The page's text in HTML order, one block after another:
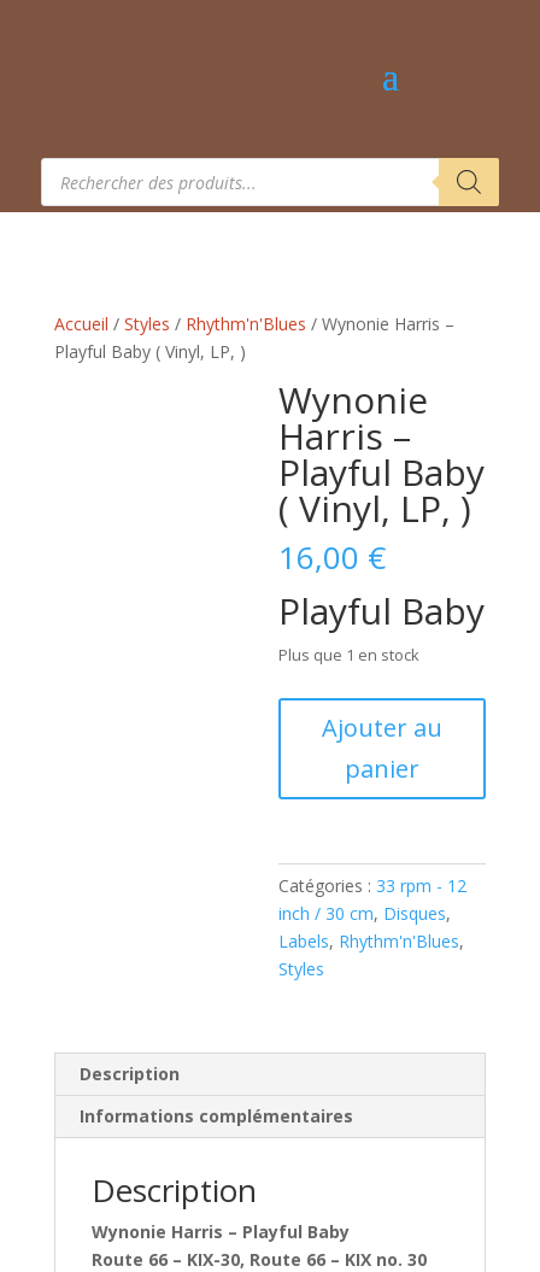
Recherche
produits
Accueil / Styles / Rhythm'n'Blues / Wynonie Harris –
Playful Baby ( Vinyl, LP, )
Wynonie
Harris –
Playful Baby
( Vinyl, LP, )
16,00 €
Playful Baby
Plus que 1 en stock
Harris
Baby
(
Vinyl,
LP,
Ajouter au
panier
Catégories : 33 rpm - 12
inch / 30 cm, Disques,
Labels, Rhythm'n'Blues,
Styles
Description
Informations complémentaires
Description
Wynonie Harris ‎– Playful Baby
Route 66 ‎– KIX-30, Route 66 ‎– KIX no. 30